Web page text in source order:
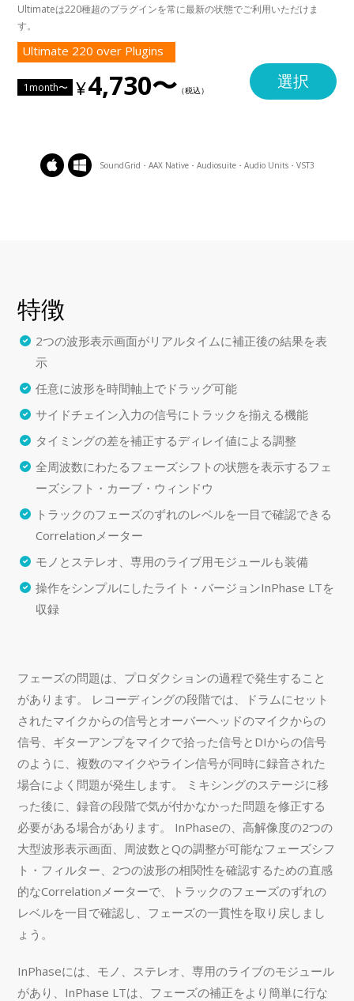
Ultimateは220種超のプラグインを常に最新の状態でご利用いただけま
す。
Ultimate 220 over Plugins
1month〜 4,730〜 選択
SoundGrid・AAX Native・Audiosuite・Audio Units・VST3
特徴
2つの波形表示画面がリアルタイムに補正後の結果を表
示
任意に波形を時間軸上でドラッグ可能
サイドチェイン入力の信号にトラックを揃える機能
タイミングの差を補正するディレイ値による調整
全周波数にわたるフェーズシフトの状態を表示するフェ
ーズシフト・カーブ・ウィンドウ
トラックのフェーズのずれのレベルを一目で確認できる
Correlationメーター
モノとステレオ、専用のライブ用モジュールも装備
操作をシンプルにしたライト・バージョンInPhase LTを
収録
フェーズの問題は、プロダクションの過程で発生すること
があります。 レコーディングの段階では、ドラムにセット
されたマイクからの信号とオーバーヘッドのマイクからの
信号、ギターアンプをマイクで拾った信号とDIからの信号
のように、複数のマイクやライン信号が同時に録音された
場合によく問題が発生します。 ミキシングのステージに移
った後に、録音の段階で気が付かなかった問題を修正する
必要がある場合があります。 InPhaseの、高解像度の2つの
大型波形表示画面、周波数とQの調整が可能なフェーズシフ
ト・フィルター、2つの波形の相関性を確認するための直感
的なCorrelationメーターで、トラックのフェーズのずれの
レベルを一目で確認し、フェーズの一貫性を取り戻しまし
ょう。
InPhaseには、モノ、ステレオ、専用のライブのモジュール
があり、InPhase LTは、フェーズの補正をより簡単に行な